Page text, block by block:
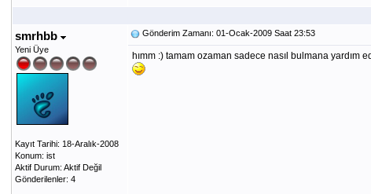
smrhbb
Yeni Üye
Kayıt Tarihi: 18-Aralık-2008
Konum: ist
Aktif Durum: Aktif Değil
Gönderilenler: 4
Gönderim Zamanı: 01-Ocak-2009 Saat 23:53
hımm :) tamam ozaman sadece nasıl bulmana